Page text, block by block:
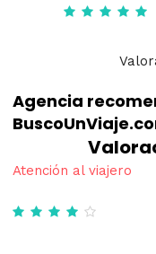
Agencia
Atención al viajero